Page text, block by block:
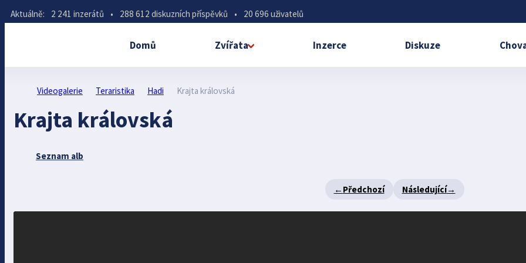
Aktuálně: 2 241 inzerátů • 288 612 diskuzních příspěvků • 20 696 uživatelů
Domů Zvířata Inzerce Diskuze
Videogalerie Teraristika Hadi Krajta královská
Krajta královská
Seznam alb
← Předchozí Následující→